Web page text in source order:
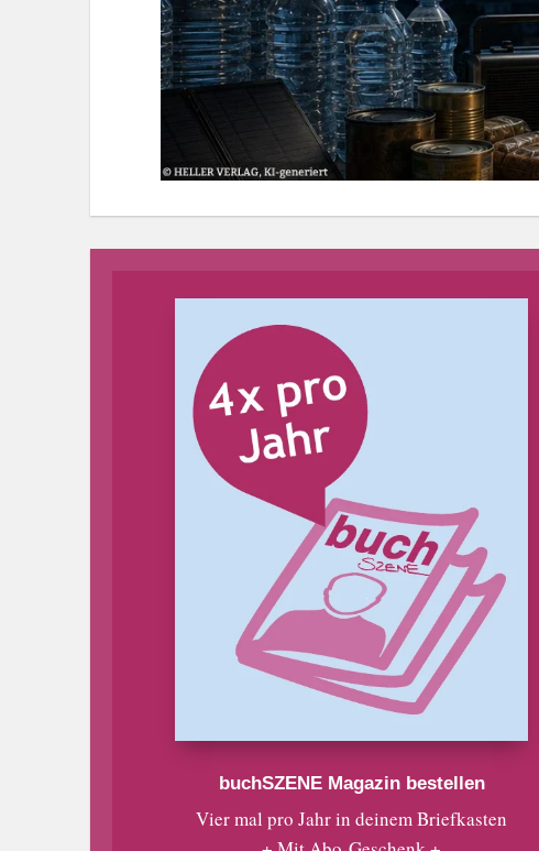
buchSZENE Magazin bestellen
Vier mal pro Jahr in deinem Briefkasten